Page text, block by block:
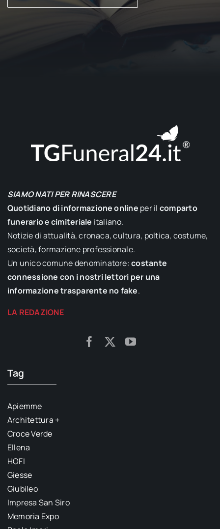
SIAMO NATI PER RINASCERE
Quotidiano di informazione online per il comparto
funerarioecimiteriale italiano.
Notizie di attualità, cronaca, cultura, poltica, costume,
società, formazione professionale.
Un unico comune denominatore:costante
connessione con i nostri lettori per una
informazione trasparente no fake.
LA REDAZIONE
Tag
Apiemme
Architettura +
Croce Verde
Ellena
HOFI
Giesse
Giubileo
Impresa San Siro
Memoria Expo